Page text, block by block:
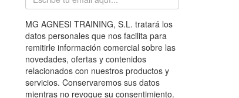
MG AGNESI TRAINING, S.L. tratará los
datos personales que nos facilita para
remitirle información comercial sobre las
novedades, ofertas y contenidos
relacionados con nuestros productos y
servicios. Conservaremos sus datos
mientras no revoque su consentimiento.